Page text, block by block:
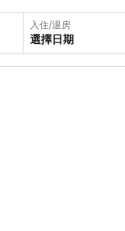
入住/退房
選擇日期